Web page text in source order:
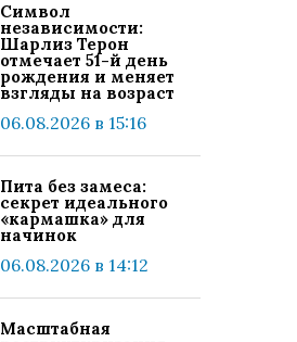
Символ
независимости:
Шарлиз Терон
отмечает 51-й день
рождения и меняет
взгляды на возраст
06.08.2026 в 15:16
Пита без замеса:
секрет идеального
«кармашка» для
начинок
06.08.2026 в 14:12
Масштабная